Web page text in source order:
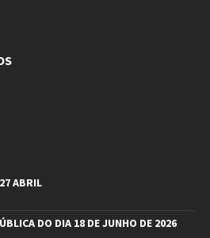
ABRIL
DO DIA 18 DE JUNHO DE 2026